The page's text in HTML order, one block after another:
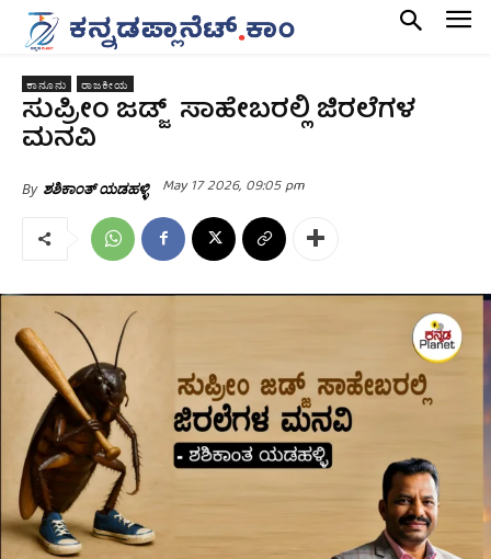
ಕಾನೂನು ರಾಜಕೀಯ
ಸುಪ್ರೀಂ ಜಡ್ಜ್‌ ಸಾಹೇಬರಲ್ಲಿ ಜಿರಲೆಗಳ
ಮನವಿ
By ಶಶಿಕಾಂತ್ ಯಡಹಳ್ಳಿ May 17 2026, 09:05 pm